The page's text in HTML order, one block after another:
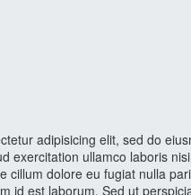
adipisicing elit, sed do
exercitation ullamco laboris
cillum dolore eu fugiat nulla
id est laborum. Sed ut